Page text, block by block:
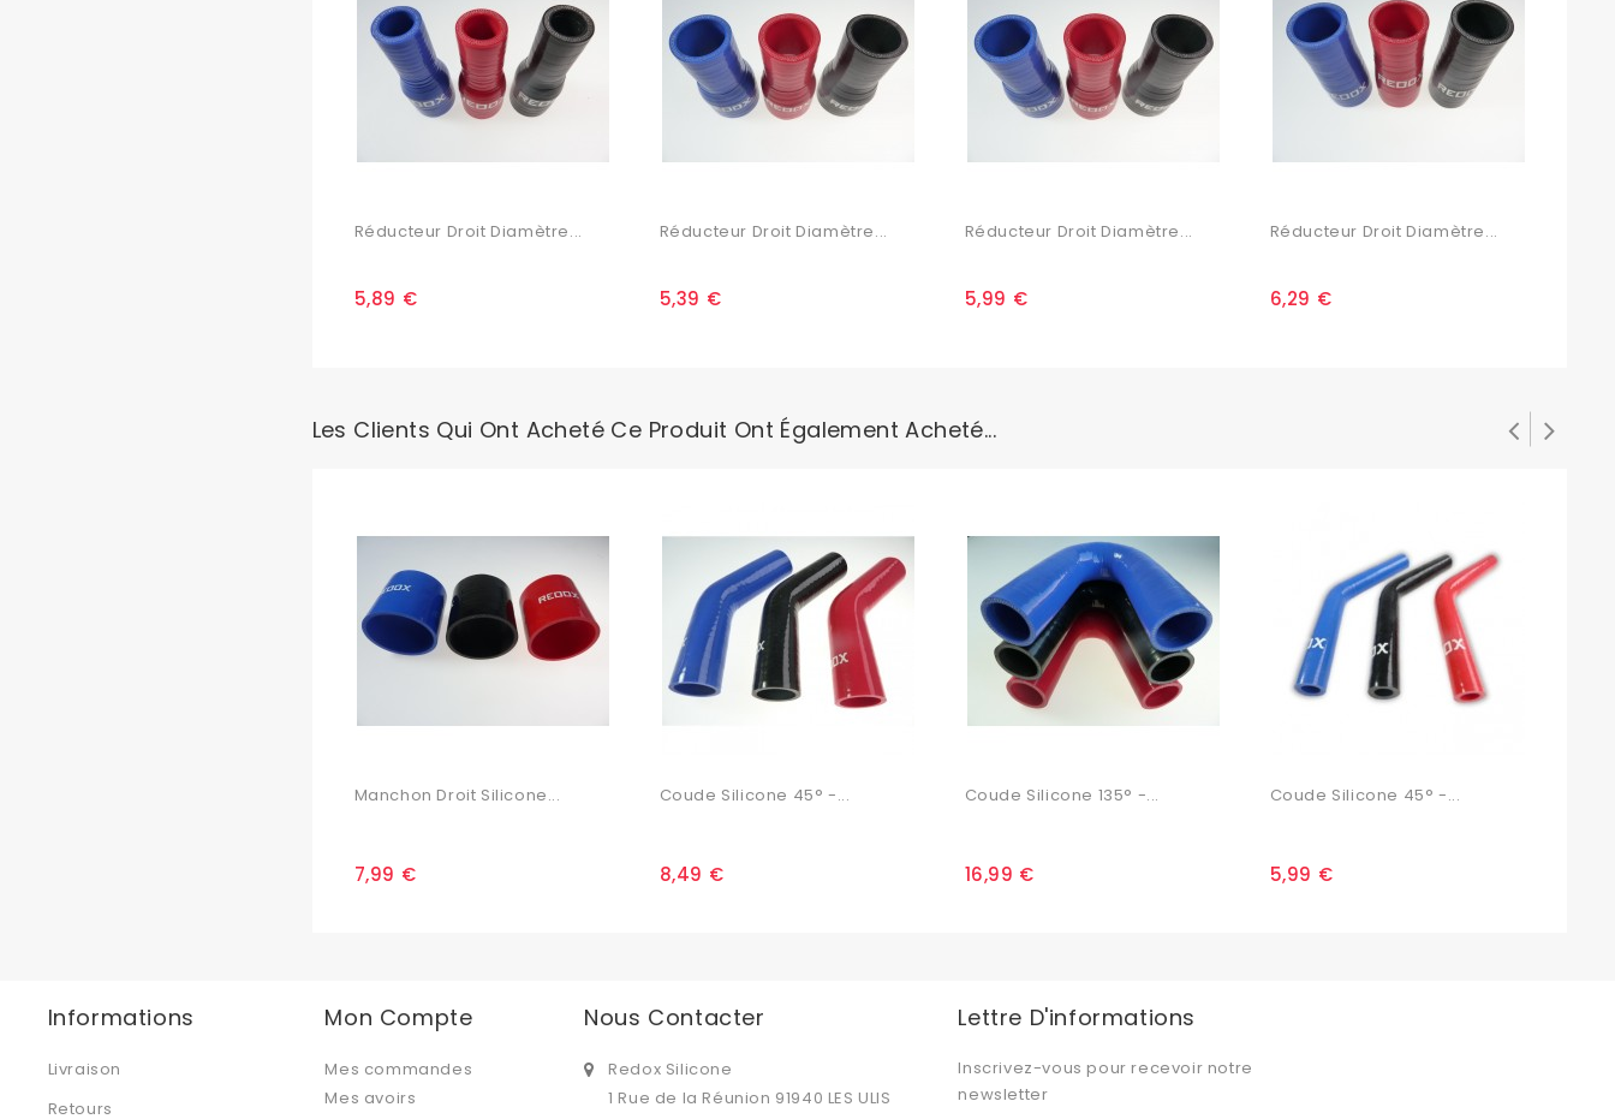
Réducteur Droit Diamètre...
5,89 €
Réducteur Droit Diamètre...
5,39 €
Réducteur Droit Diamètre...
5,99 €
Réducteur Droit Diamètre...
6,29 €
Les Clients Qui Ont Acheté Ce Produit Ont Également Acheté...
Manchon Droit Silicone...
7,99 €
Coude Silicone 45° -...
8,49 €
Coude Silicone 135° -...
16,99 €
Coude Silicone 45° -...
5,99 €
Informations
Livraison
Retours
Mon Compte
Mes commandes
Mes avoirs
Nous Contacter
Redox Silicone
1 Rue de la Réunion 91940 LES ULIS
Lettre D'informations
Inscrivez-vous pour recevoir notre
newsletter